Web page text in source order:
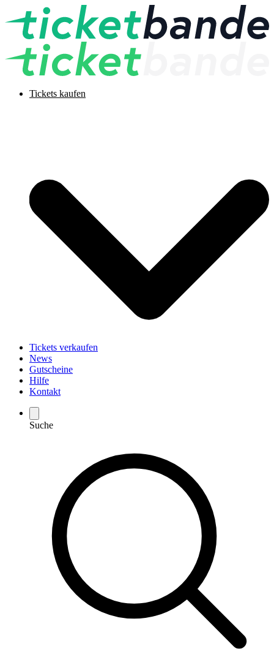
Tickets kaufen
Tickets verkaufen
News
Gutscheine
Hilfe
Kontakt
Suche